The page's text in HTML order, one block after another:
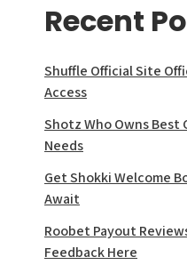
Recent
Shuffle Official Site
Access
Shotz Who Owns Best
Needs
Get Shokki Welcome
Await
Roobet Payout
Feedback Here